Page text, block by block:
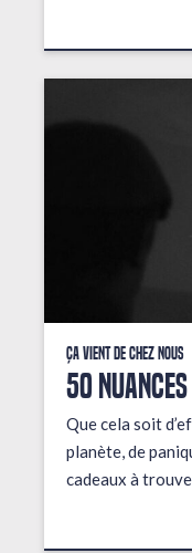
Ça vient de chez nous
50
Que cela soit
planète, de
cadeaux à